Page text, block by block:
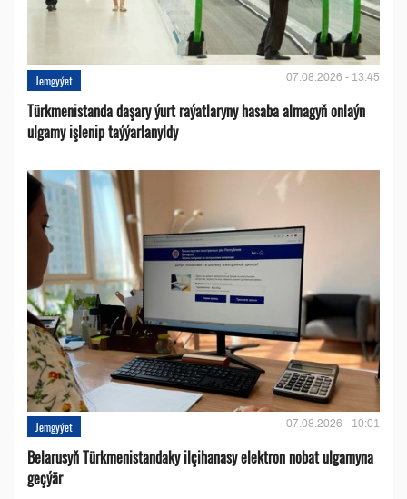
Jemgyýet 07.08.2026 - 13:45
Türkmenistanda daşary ýurt raýatlaryny hasaba almagyň onlaýn
ulgamy işlenip taýýarlanyldy
Jemgyýet 07.08.2026 - 10:01
Belarusyň Türkmenistandaky ilçihanasy elektron nobat ulgamyna
geçýär